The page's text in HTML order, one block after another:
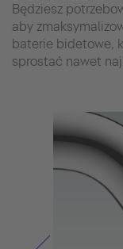
Będziesz
aby
baterie bidetowe,
sprostać nawet